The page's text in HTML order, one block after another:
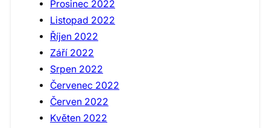
Prosinec 2022
Listopad 2022
Říjen 2022
Září 2022
Srpen 2022
Červenec 2022
Červen 2022
Květen 2022